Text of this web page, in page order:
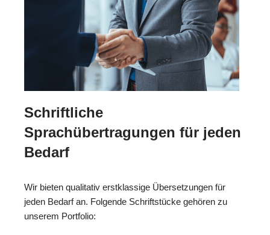
Schriftliche
Sprachübertragungen für jeden
Bedarf
Wir bieten qualitativ erstklassige Übersetzungen für
jeden Bedarf an. Folgende Schriftstücke gehören zu
unserem Portfolio: